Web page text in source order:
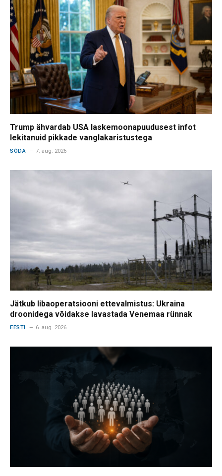
Trump ähvardab USA laskemoonapuudusest infot
lekitanuid pikkade vanglakaristustega
SÕDA 7. aug. 2026
Jätkub libaoperatsiooni ettevalmistus: Ukraina
droonidega võidakse lavastada Venemaa rünnak
EESTI 6. aug. 2026